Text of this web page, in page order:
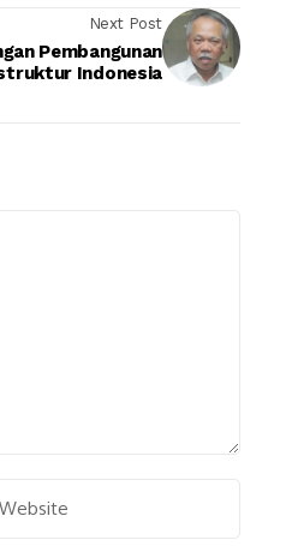
Next Post
Pembangunan
Indonesia